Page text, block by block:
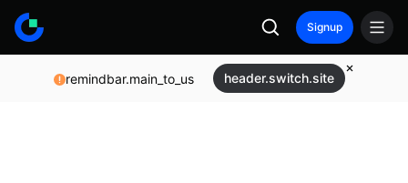
Signup
remindbar.main_to_us header.switch.site